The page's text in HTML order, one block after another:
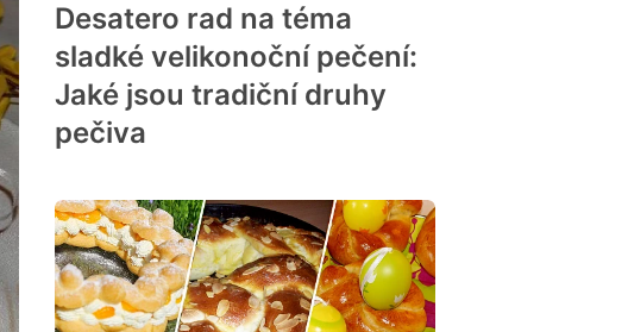
Desatero rad na téma
sladké velikonoční pečení:
Jaké jsou tradiční druhy
pečiva